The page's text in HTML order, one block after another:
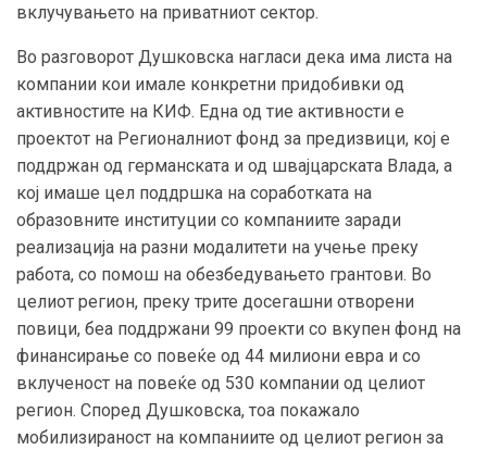
вклучувањето на приватниот сектор.
Во разговорот Душковска нагласи дека има листа на
компании кои имале конкретни придобивки од
активностите на КИФ. Една од тие активности е
проектот на Регионалниот фонд за предизвици, кој е
поддржан од германската и од швајцарската Влада, а
кој имаше цел поддршка на соработката на
образовните институции со компаниите заради
реализација на разни модалитети на учење преку
работа, со помош на обезбедувањето грантови. Во
целиот регион, преку трите досегашни отворени
повици, беа поддржани 99 проекти со вкупен фонд на
финансирање со повеќе од 44 милиони евра и со
вклученост на повеќе од 530 компании од целиот
регион. Според Душковска, тоа покажало
мобилизираност на компаниите од целиот регион за